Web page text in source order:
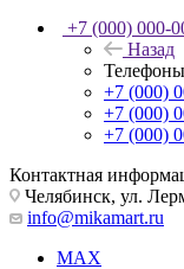
+7 (000) 000-
Назад
Телефоны
+7 (000)
+7 (000)
+7 (000)
Контактная
Челябинск, ул.
info@mikamart.ru
MAX